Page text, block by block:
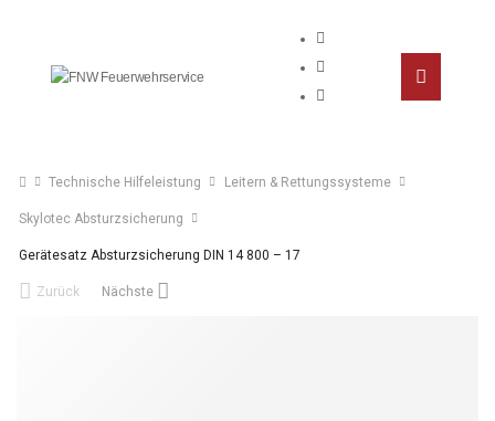
Technische Hilfeleistung Leitern & Rettungssysteme
Skylotec Absturzsicherung
Gerätesatz Absturzsicherung DIN 14 800 – 17
Zurück Nächste